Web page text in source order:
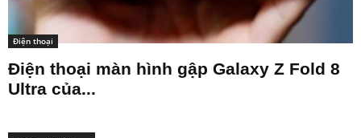
Điện thoại
Điện thoại màn hình gập Galaxy Z Fold 8
Ultra của...